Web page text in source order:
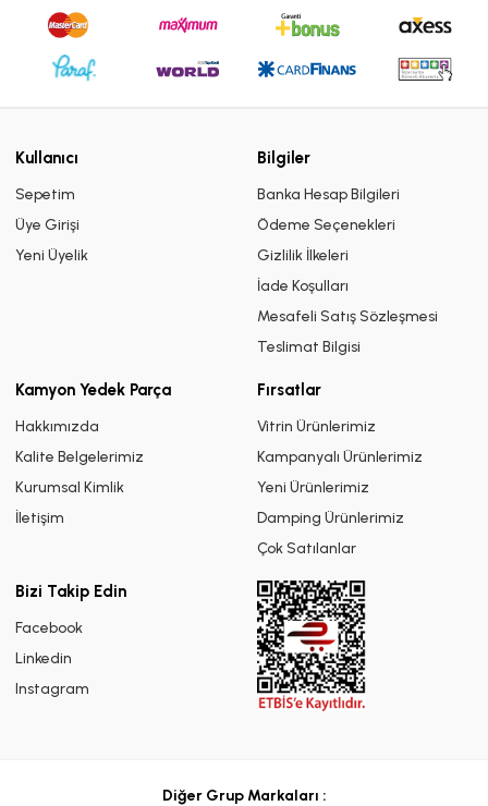
Kullanıcı
Sepetim
Üye Girişi
Yeni Üyelik
Bilgiler
Banka Hesap Bilgileri
Ödeme Seçenekleri
Gizlilik İlkeleri
İade Koşulları
Mesafeli Satış Sözleşmesi
Teslimat Bilgisi
Kamyon Yedek Parça
Hakkımızda
Kalite Belgelerimiz
Kurumsal Kimlik
İletişim
Fırsatlar
Vitrin Ürünlerimiz
Kampanyalı Ürünlerimiz
Yeni Ürünlerimiz
Damping Ürünlerimiz
Çok Satılanlar
Bizi Takip Edin
Facebook
Linkedin
Instagram
Diğer Grup Markaları :